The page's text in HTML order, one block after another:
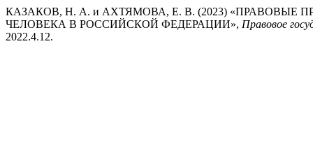
КАЗАКОВ, Н. А. и АХТЯМОВА, Е. В. (2023)
ЧЕЛОВЕКА В РОССИЙСКОЙ ФЕДЕРАЦИИ», Правовое
2022.4.12.